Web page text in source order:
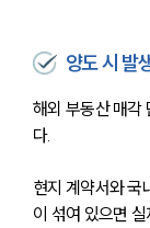
양도 시 발
해외 부동산 매각
다.
현지 계약서와 국
이 섞여 있으면